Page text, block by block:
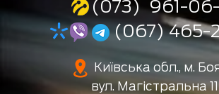
(073) 961-
(067) 465-2
Київська обл., м.
вул. Магістральна